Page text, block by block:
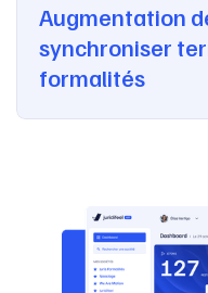
Augmentation
synchroniser
formalités